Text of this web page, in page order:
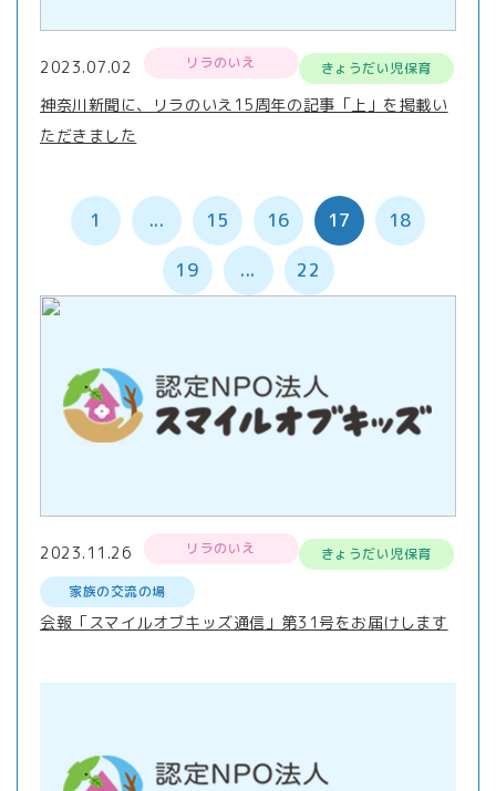
2023.07.02 リラのいえ きょうだい児保育
神奈川新聞に、リラのいえ15周年の記事「上」を掲載い
ただきました
1 ... 15 16 17 18
19 ... 22
2023.11.26 リラのいえ
きょうだい児保育
家族の交流の場
会報「スマイルオブキッズ通信」第31号をお届けします